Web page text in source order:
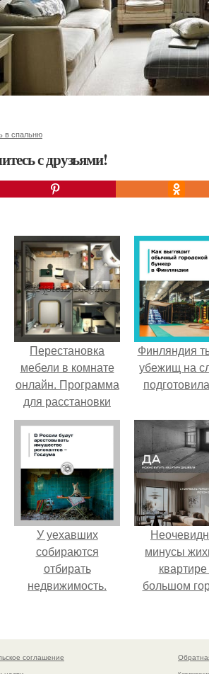
в спальню
с друзьями!
Перестановка
мебели в комнате
онлайн. Программа
для расстановки
мебели и
интерьере:
кроссплатформенный
Sweet Home 3D
Финляндия
убежищ на
У уехавших
собираются
отбирать
недвижимость.
минусы
большом
соглашение